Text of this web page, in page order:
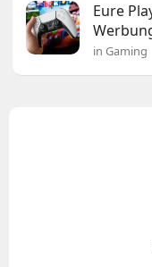
Eure
in Gaming